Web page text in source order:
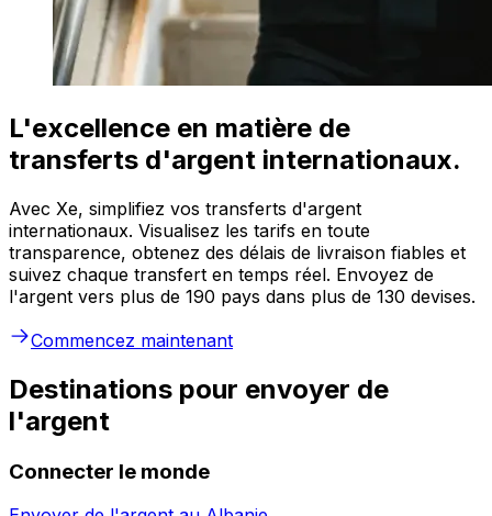
L'excellence en matière de
transferts d'argent internationaux.
Avec Xe, simplifiez vos transferts d'argent
internationaux. Visualisez les tarifs en toute
transparence, obtenez des délais de livraison fiables et
suivez chaque transfert en temps réel. Envoyez de
l'argent vers plus de 190 pays dans plus de 130 devises.
Commencez maintenant
Destinations pour envoyer de
l'argent
Connecter le monde